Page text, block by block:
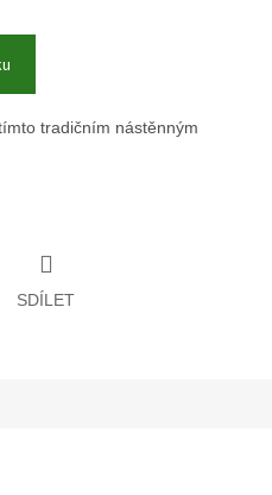
tradičním nástěnným
SDÍLET